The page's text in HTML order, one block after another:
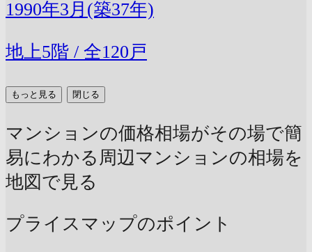
1990年3月(築37年)
地上5階 / 全120戸
もっと見る 閉じる
マンションの価格相場がその場で簡
易にわかる 周辺マンションの相場を
地図で見る
プライスマップのポイント